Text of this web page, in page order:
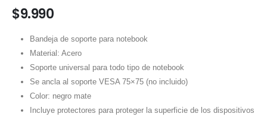
$9.990
Bandeja de soporte para notebook
Material: Acero
Soporte universal para todo tipo de notebook
Se ancla al soporte VESA 75×75 (no incluido)
Color: negro mate
Incluye protectores para proteger la superficie de los dispositivos